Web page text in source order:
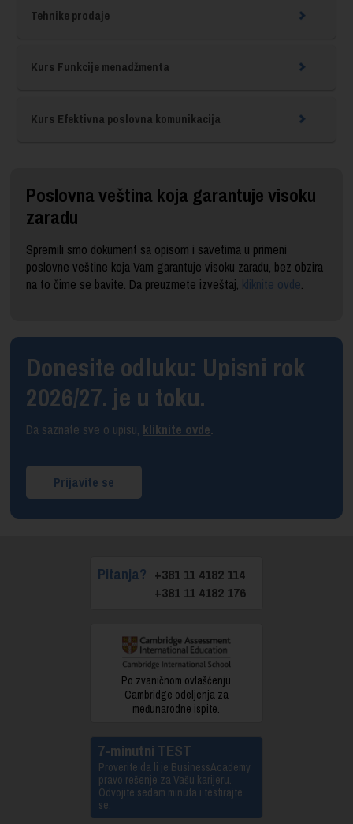
Tehnike prodaje
Kurs Funkcije menadžmenta
Kurs Efektivna poslovna komunikacija
Poslovna veština koja garantuje visoku
zaradu
Spremili smo dokument sa opisom i savetima u primeni
poslovne veštine koja Vam garantuje visoku zaradu, bez obzira
na to čime se bavite. Da preuzmete izveštaj, kliknite ovde.
Donesite odluku: Upisni rok
2026/27. je u toku.
Da saznate sve o upisu, kliknite ovde.
Prijavite se
Pitanja? +381 11 4182 114
+381 11 4182 176
Po zvaničnom ovlašćenju
Cambridge odeljenja za
međunarodne ispite.
7-minutni TEST
Proverite da li je BusinessAcademy
pravo rešenje za Vašu karijeru.
Odvojite sedam minuta i testirajte
se.